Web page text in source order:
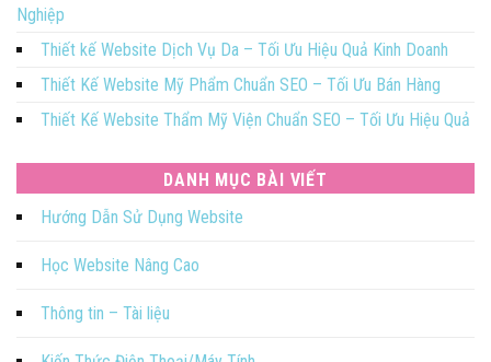
Nghiệp
Thiết kế Website Dịch Vụ Da – Tối Ưu Hiệu Quả Kinh Doanh
Thiết Kế Website Mỹ Phẩm Chuẩn SEO – Tối Ưu Bán Hàng
Thiết Kế Website Thẩm Mỹ Viện Chuẩn SEO – Tối Ưu Hiệu Quả
DANH MỤC BÀI VIẾT
Hướng Dẫn Sử Dụng Website
Học Website Nâng Cao
Thông tin – Tài liệu